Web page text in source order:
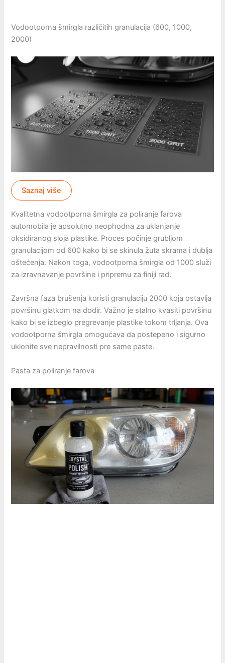
Vodootporna šmirgla različitih granulacija (600, 1000,
2000)
Saznaj više
Kvalitetna vodootporna šmirgla za poliranje farova
automobila je apsolutno neophodna za uklanjanje
oksidiranog sloja plastike. Proces počinje grubljom
granulacijom od 600 kako bi se skinula žuta skrama i dublja
oštećenja. Nakon toga, vodootporna šmirgla od 1000 služi
za izravnavanje površine i pripremu za finiji rad.
Završna faza brušenja koristi granulaciju 2000 koja ostavlja
površinu glatkom na dodir. Važno je stalno kvasiti površinu
kako bi se izbeglo pregrevanje plastike tokom trljanja. Ova
vodootporna šmirgla omogućava da postepeno i sigurno
uklonite sve nepravilnosti pre same paste.
Pasta za poliranje farova